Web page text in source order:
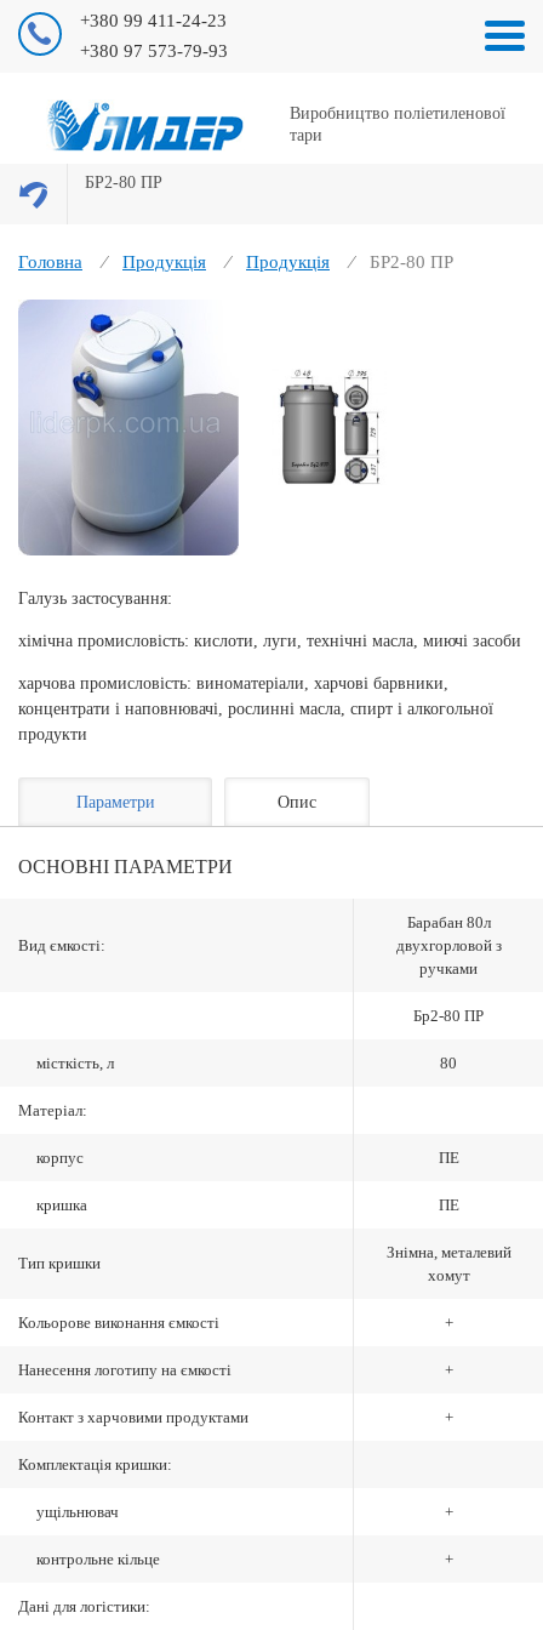
+380 99 411-24-23
+380 97 573-79-93
Виробництво поліетиленової
тари
БР2-80 ПР
Головна Продукція Продукція БР2-80 ПР
Галузь застосування:
хімічна промисловість: кислоти, луги, технічні масла, миючі засоби
харчова промисловість: виноматеріали, харчові барвники,
концентрати і наповнювачі, рослинні масла, спирт і алкогольної
продукти
Параметри Опис
ОСНОВНІ ПАРАМЕТРИ
Вид ємкості:
Барабан 80л
двухгорловой з
ручками
Бр2-80 ПР
місткість, л 80
Матеріал:
корпус ПЕ
кришка ПЕ
Тип кришки
Знімна, металевий
хомут
Кольорове виконання ємкості +
Нанесення логотипу на ємкості +
Контакт з харчовими продуктами +
Комплектація кришки:
ущільнювач +
контрольне кільце +
Дані для логістики: